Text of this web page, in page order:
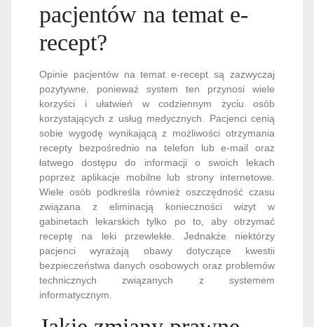
pacjentów na temat e-
recept?
Opinie pacjentów na temat e-recept są zazwyczaj
pozytywne, ponieważ system ten przynosi wiele
korzyści i ułatwień w codziennym życiu osób
korzystających z usług medycznych. Pacjenci cenią
sobie wygodę wynikającą z możliwości otrzymania
recepty bezpośrednio na telefon lub e-mail oraz
łatwego dostępu do informacji o swoich lekach
poprzez aplikacje mobilne lub strony internetowe.
Wiele osób podkreśla również oszczędność czasu
związana z eliminacją konieczności wizyt w
gabinetach lekarskich tylko po to, aby otrzymać
receptę na leki przewlekłe. Jednakże niektórzy
pacjenci wyrażają obawy dotyczące kwestii
bezpieczeństwa danych osobowych oraz problemów
technicznych związanych z systemem
informatycznym.